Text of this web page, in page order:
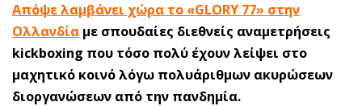
Απόψε λαμβάνει χώρα το «GLORY 77» στην
Ολλανδία με σπουδαίες διεθνείς αναμετρήσεις
kickboxing που τόσο πολύ έχουν λείψει στο
μαχητικό κοινό λόγω πολυάριθμων ακυρώσεων
διοργανώσεων από την πανδημία.